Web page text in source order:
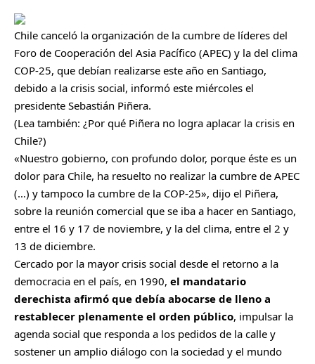
Chile canceló la organización de la cumbre de líderes del
Foro de Cooperación del Asia Pacífico (APEC) y la del clima
COP-25, que debían realizarse este año en Santiago,
debido a la crisis social, informó este miércoles el
presidente Sebastián Piñera.
(Lea también: ¿Por qué Piñera no logra aplacar la crisis en
Chile?)
«Nuestro gobierno, con profundo dolor, porque éste es un
dolor para Chile, ha resuelto no realizar la cumbre de APEC
(…) y tampoco la cumbre de la COP-25», dijo el Piñera,
sobre la reunión comercial que se iba a hacer en Santiago,
entre el 16 y 17 de noviembre, y la del clima, entre el 2 y
13 de diciembre.
Cercado por la mayor crisis social desde el retorno a la
democracia en el país, en 1990, el mandatario
derechista afirmó que debía abocarse de lleno a
restablecer plenamente el orden público, impulsar la
agenda social que responda a los pedidos de la calle y
sostener un amplio diálogo con la sociedad y el mundo